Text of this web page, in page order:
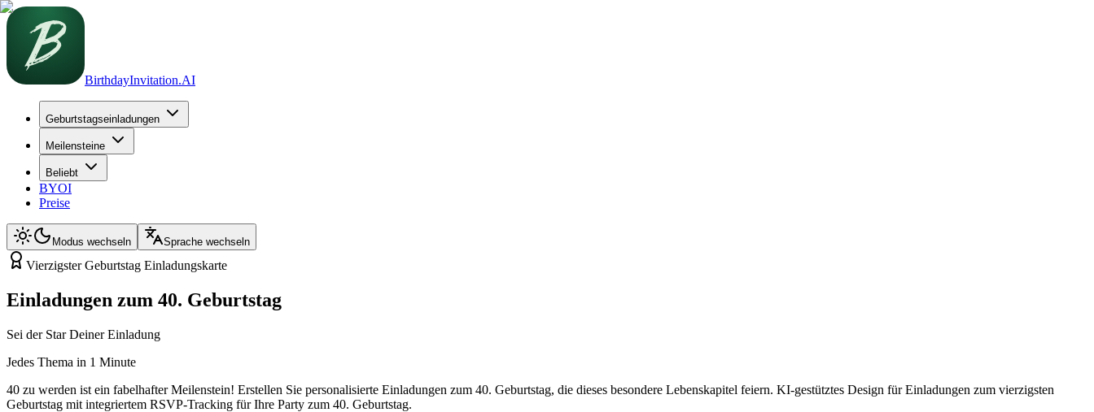
BirthdayInvitation.AI
Geburtstagseinladungen
Meilensteine
Beliebt
BYOI
Preise
Modus wechseln Sprache wechseln
Vierzigster Geburtstag Einladungskarte
Einladungen zum 40. Geburtstag
Sei der Star Deiner Einladung
Jedes Thema in 1 Minute
40 zu werden ist ein fabelhafter Meilenstein! Erstellen Sie personalisierte Einladungen zum 40. Geburtstag, die dieses besondere Lebenskapitel feiern. KI-gestütztes Design für Einladungen zum vierzigsten
Geburtstag mit integriertem RSVP-Tracking für Ihre Party zum 40. Geburtstag.